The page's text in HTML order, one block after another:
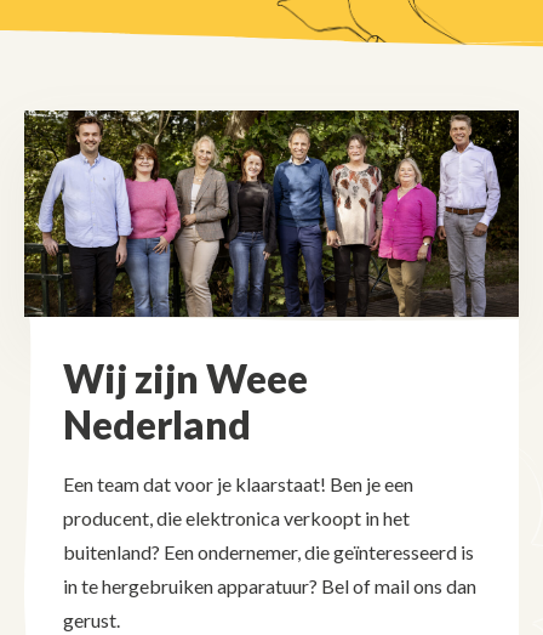
Wij zijn Weee
Nederland
Een team dat voor je klaarstaat! Ben je een
producent, die elektronica verkoopt in het
buitenland? Een ondernemer, die geïnteresseerd is
in te hergebruiken apparatuur? Bel of mail ons dan
gerust.